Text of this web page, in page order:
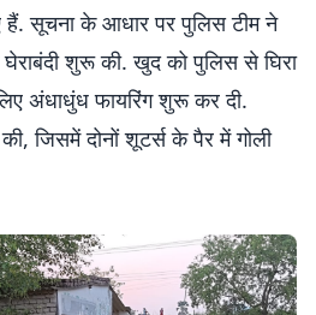
सूचना के आधार पर पुलिस टीम ने
घेराबंदी शुरू की. खुद को पुलिस से घिरा
अंधाधुंध फायरिंग शुरू कर दी.
की, जिसमें दोनों शूटर्स के पैर में गोली